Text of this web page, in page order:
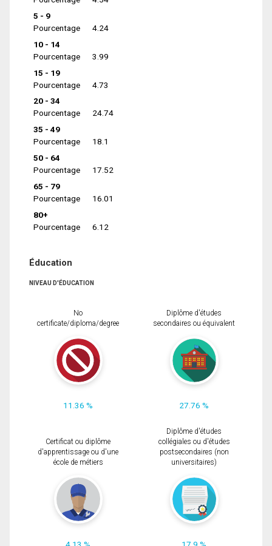
5 - 9
Pourcentage
4.24
10 - 14
Pourcentage
3.99
15 - 19
Pourcentage
4.73
20 - 34
Pourcentage
24.74
35 - 49
Pourcentage
18.1
50 - 64
Pourcentage
17.52
65 - 79
Pourcentage
16.01
80+
Pourcentage
6.12
Éducation
NIVEAU D'ÉDUCATION
No
certificate/diploma/degree
11.36 %
Diplôme d'études
secondaires ou équivalent
27.76 %
Certificat ou diplôme
d'apprentissage ou d'une
école de métiers
Diplôme d'études
collégiales ou d'études
postsecondaires (non
universitaires)